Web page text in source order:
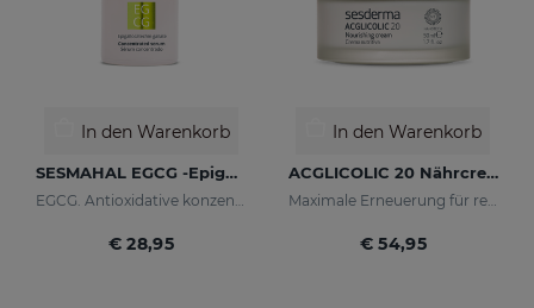
In den Warenkorb
SESMAHAL EGCG -Epigallocatechin Gallate
EGCG. Antioxidative konzentriertes Serum
€ 28,95
In den Warenkorb
ACGLICOLIC 20 Nährcreme
Maximale Erneuerung für reife Haut
€ 54,95